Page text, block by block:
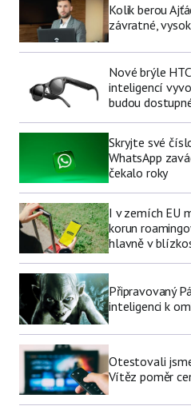
Kolik berou
závratné,
Nové brýle
inteligencí
budou
Skryjte své
WhatsApp
čekalo roky
I v zemích EU
korun
hlavně v
Připravovaný
inteligenci k
Otestovali
Vítěz poměr